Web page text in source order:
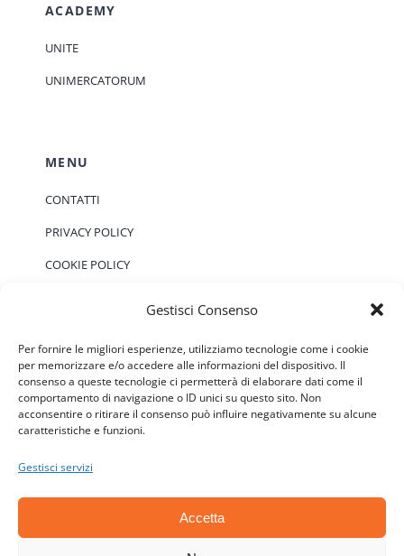
Gestisci Consenso
Per fornire le migliori esperienze, utilizziamo tecnologie come i cookie
per memorizzare e/o accedere alle informazioni del dispositivo. Il
consenso a queste tecnologie ci permetterà di elaborare dati come il
comportamento di navigazione o ID unici su questo sito. Non
acconsentire o ritirare il consenso può influire negativamente su alcune
caratteristiche e funzioni.
Gestisci servizi
Accetta
ACADEMY
UNITE
UNIMERCATORUM
MENU
CONTATTI
PRIVACY POLICY
COOKIE POLICY
EVENTI
Notice
Non ci sono eventi previsti.
© Copyright 2006 - 2026 | ATSC - Agenti Teramo
Senza Confini - P.IVA: 01646590677 - CF: